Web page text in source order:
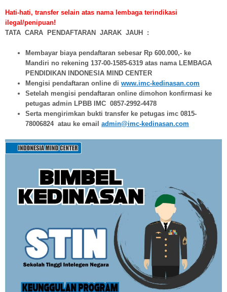
Hati-hati, transfer selain atas nama lembaga terindikasi
ilegal/penipuan!
TATA CARA PENDAFTARAN JARAK JAUH :
Membayar biaya pendaftaran sebesar Rp 600.000,- ke
Mandiri no rekening 137-00-1585-6319 atas nama LEMBAGA
PENDIDIKAN INDONESIA MIND CENTER
Mengisi pendaftaran online di www.imc-kedinasan.com
Setelah mengisi pendaftaran online dimohon konfirmasi ke
petugas admin LPBB IMC 0857-2992-4478
Serta mengirimkan bukti transfer ke petugas imc 0815-
78006824 atau ke email admin@imc-kedinasan.com